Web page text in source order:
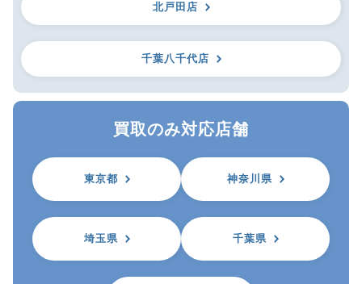
北戸田店
千葉八千代店
買取のみ対応店舗
東京都 神奈川県
埼玉県 千葉県